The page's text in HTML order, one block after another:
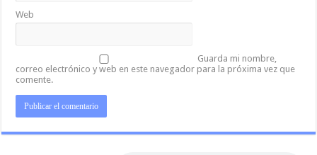
Web
Guarda mi nombre,
correo electrónico y web en este navegador para la próxima vez que
comente.